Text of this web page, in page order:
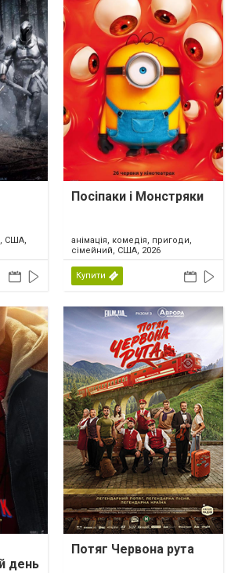
США,
Посіпаки і Монстряки
анімація, комедія, пригоди,
сімейний, США, 2026
Купити
день
Потяг Червона рута